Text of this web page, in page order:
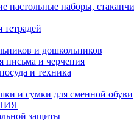
настольные наборы,
тетрадей
и дошкольников
письма и черчения
и техника
и сумки для сменной обуви
защиты